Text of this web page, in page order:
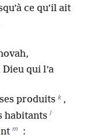
ce qu’il ait
qui l’a
produits k ,
habitants l
m :